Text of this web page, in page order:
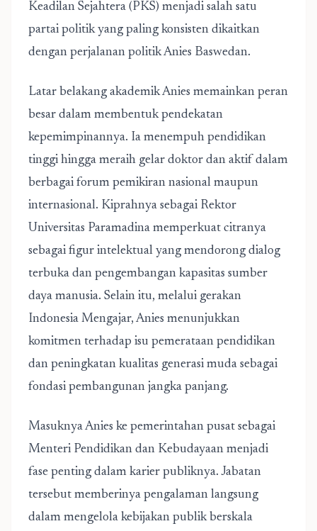
Keadilan Sejahtera (PKS) menjadi salah satu
partai politik yang paling konsisten dikaitkan
dengan perjalanan politik Anies Baswedan.
Latar belakang akademik Anies memainkan peran
besar dalam membentuk pendekatan
kepemimpinannya. Ia menempuh pendidikan
tinggi hingga meraih gelar doktor dan aktif dalam
berbagai forum pemikiran nasional maupun
internasional. Kiprahnya sebagai Rektor
Universitas Paramadina memperkuat citranya
sebagai figur intelektual yang mendorong dialog
terbuka dan pengembangan kapasitas sumber
daya manusia. Selain itu, melalui gerakan
Indonesia Mengajar, Anies menunjukkan
komitmen terhadap isu pemerataan pendidikan
dan peningkatan kualitas generasi muda sebagai
fondasi pembangunan jangka panjang.
Masuknya Anies ke pemerintahan pusat sebagai
Menteri Pendidikan dan Kebudayaan menjadi
fase penting dalam karier publiknya. Jabatan
tersebut memberinya pengalaman langsung
dalam mengelola kebijakan publik berskala